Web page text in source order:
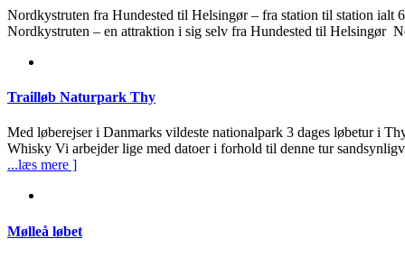
Nordkystruten fra Hundested til Helsingør – fra station til station ialt
Nordkystruten – en attraktion i sig selv fra Hundested til Helsingør
Trailløb Naturpark Thy
Med løberejser i Danmarks vildeste nationalpark 3 dages løbetur i
Whisky Vi arbejder lige med datoer i forhold til denne tur
...læs mere ]
Mølleå løbet